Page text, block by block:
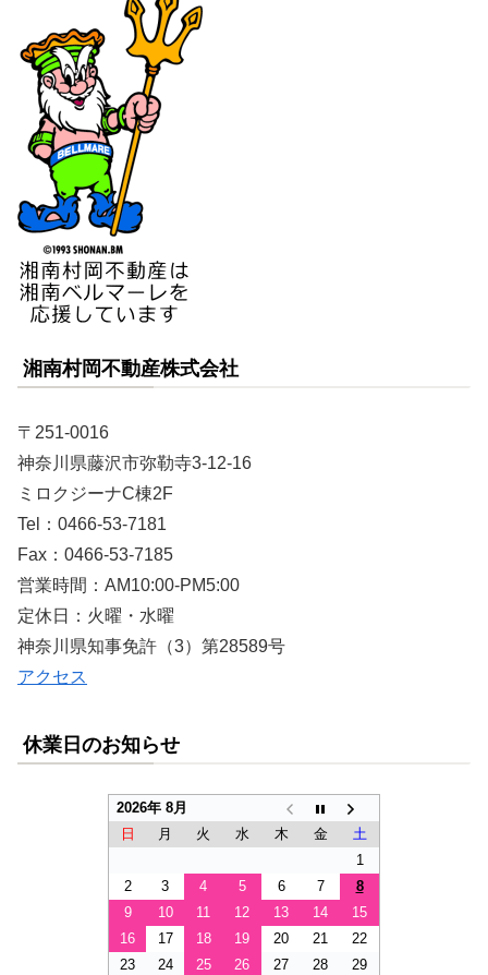
湘南村岡不動産株式会社
〒251-0016
神奈川県藤沢市弥勒寺3-12-16
ミロクジーナC棟2F
Tel：0466-53-7181
Fax：0466-53-7185
営業時間：AM10:00-PM5:00
定休日：火曜・水曜
神奈川県知事免許（3）第28589号
アクセス
休業日のお知らせ
2026年 8月
日
月 火 水 木 金
土
1
2
3 4 5 6 7
8
9
10 11 12 13 14
15
16
17 18 19 20 21
22
23
24 25 26 27 28 29